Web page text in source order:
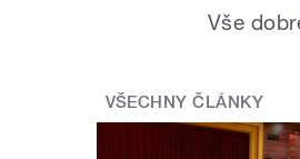
Vše
VŠECHNY ČLÁNKY